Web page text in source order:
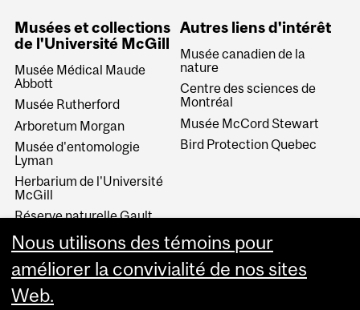
Musées et collections
de l'Université McGill
Musée Médical Maude
Abbott
Musée Rutherford
Arboretum Morgan
Musée d'entomologie
Lyman
Herbarium de l'Université
McGill
Réserve naturelle Gault
Collections historiques de
l'Université McGill
Autres liens d'intérêt
Musée canadien de la
nature
Centre des sciences de
Montréal
Musée McCord Stewart
Bird Protection Quebec
Nous utilisons des témoins pour
améliorer la convivialité de nos sites
Web.